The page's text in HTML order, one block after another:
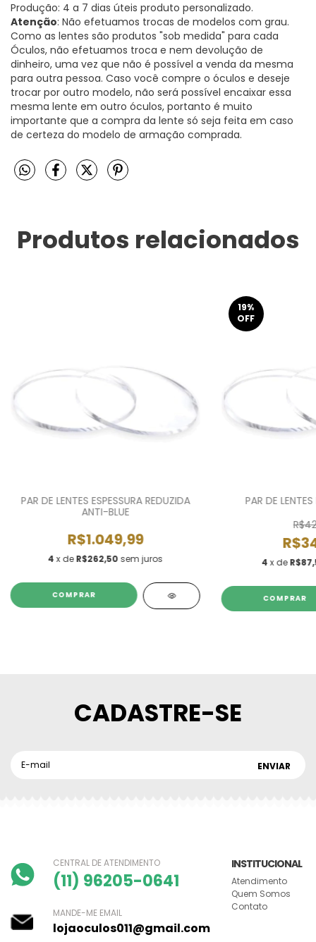
Produção: 4 a 7 dias úteis produto personalizado.
Atenção: Não efetuamos trocas de modelos com grau.
Como as lentes são produtos "sob medida" para cada
Óculos, não efetuamos troca e nem devolução de
dinheiro, uma vez que não é possível a venda da mesma
para outra pessoa. Caso você compre o óculos e deseje
trocar por outro modelo, não será possível encaixar essa
mesma lente em outro óculos, portanto é muito
importante que a compra da lente só seja feita em caso
de certeza do modelo de armação comprada.
Produtos relacionados
PAR DE LENTES ESPESSURA REDUZIDA
ANTI-BLUE
R$1.049,99
4 x deR$262,50 sem juros
19%
OFF
PAR DE
4 x de
CADASTRE-SE
CENTRAL DE ATENDIMENTO
(11) 96205-0641
MANDE-ME EMAIL
lojaoculos011@gmail.com
INSTITUCIONAL
Atendimento
Quem Somos
Contato